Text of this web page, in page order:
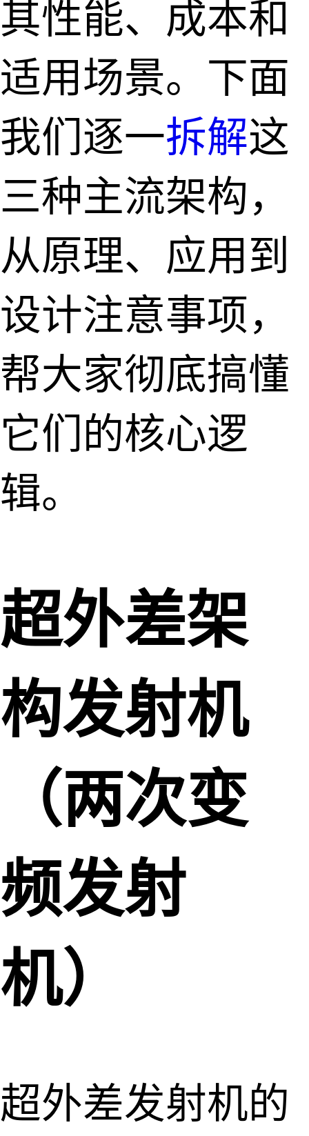
其性能、成本和
适用场景。下面
我们逐一拆解这
三种主流架构，
从原理、应用到
设计注意事项，
帮大家彻底搞懂
它们的核心逻
辑。
超外差架
构发射机
（两次变
频发射
机）
超外差发射机的